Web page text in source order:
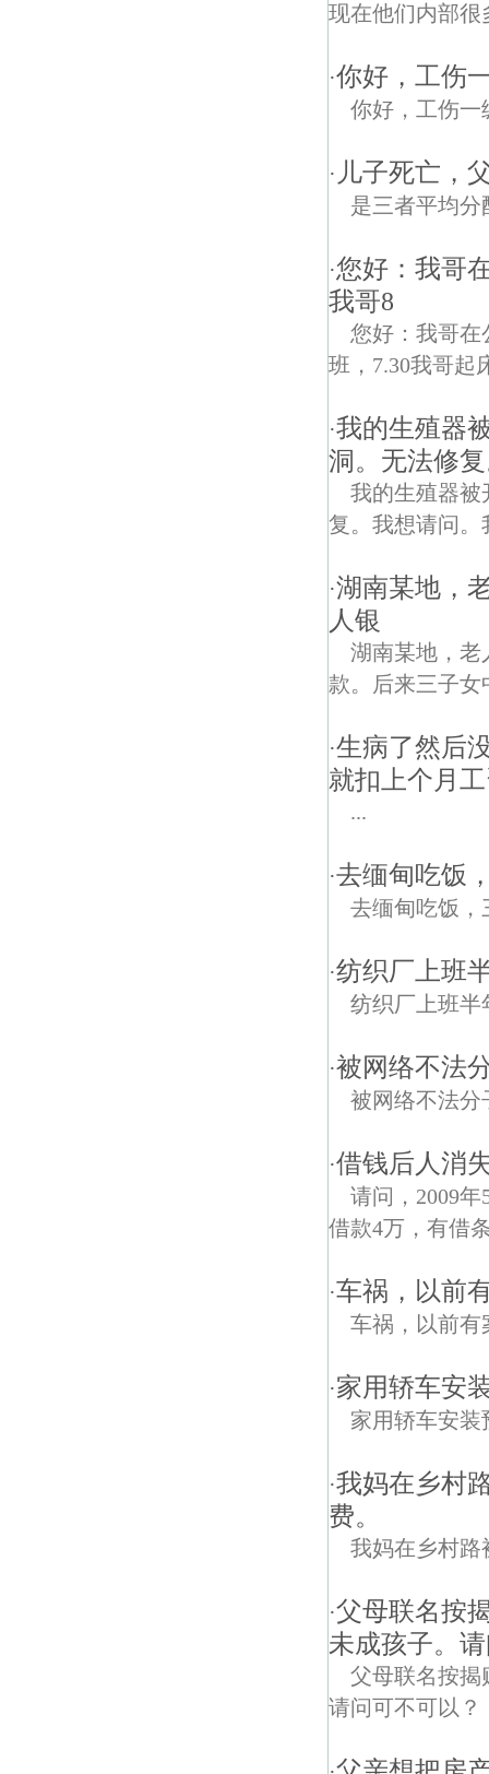
现在他们内部很
·你好，工伤
你好，工伤一
· 儿子死亡，
是三者平均
·您好：我哥
我哥8
您好：我哥在
班，7.30我哥起
·我的生殖器
洞。无法修
我的生殖器被
复。我想请问。
·湖南某地，
人银
湖南某地，老
款。后来三子女
·生病了然后
就扣上个月
...
·去缅甸吃饭
去缅甸吃饭，
·纺织厂上班
纺织厂上班半
·被网络不法
被网络不法分
·借钱后人消
请问，2009
借款4万，有借
·车祸，以前
车祸，以前有
·家用轿车安
家用轿车安装
·我妈在乡村
费。
我妈在乡村路
·父母联名按
未成孩子。
父母联名按揭
请问可不可以？